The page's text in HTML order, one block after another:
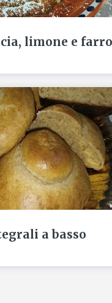
limone e farro
a basso